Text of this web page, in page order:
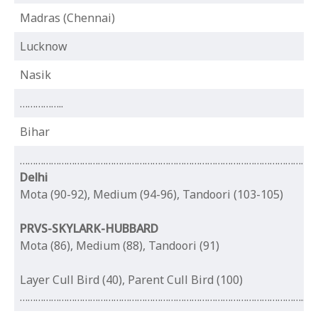
Madras (Chennai)
Lucknow
Nasik
……………..
Bihar
…………………………………………………………………………………………………..
Delhi
Mota (90-92), Medium (94-96), Tandoori (103-105)
PRVS-SKYLARK-HUBBARD
Mota (86), Medium (88), Tandoori (91)
Layer Cull Bird (40), Parent Cull Bird (100)
………………………………………………………………………………………………..